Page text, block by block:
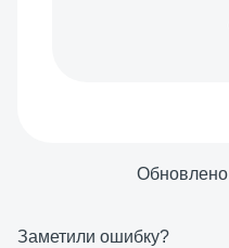
Обновлено
Заметили ошибку?